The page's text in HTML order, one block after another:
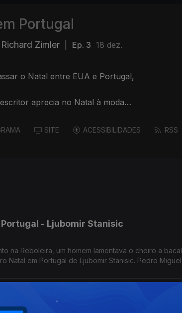
Portugal
Zimler Ep. 3 18 dez.
o Natal entre EUA e Portugal,
aprecia no Natal à moda
SITE ACESSIBILIDADES RSS
- Ljubomir Stanisic
na Reboleira, um homem lamentava o cheiro a
Natal em Portugal de Ljubomir Stanisic. Pedro
- Zohra Orchestra